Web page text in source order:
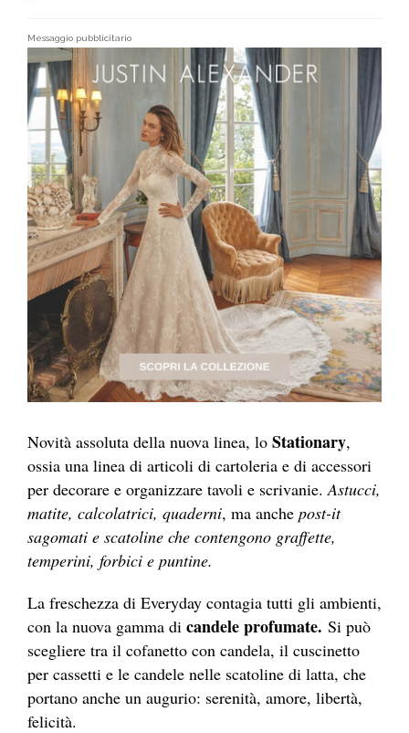
Messaggio pubblicitario
Novità assoluta della nuova linea, lo Stationary,
ossia una linea di articoli di cartoleria e di accessori
per decorare e organizzare tavoli e scrivanie. Astucci,
matite, calcolatrici, quaderni, ma anche post-it
sagomati e scatoline che contengono graffette,
temperini, forbici e puntine.
La freschezza di Everyday contagia tutti gli ambienti,
con la nuova gamma di candele profumate. Si può
scegliere tra il cofanetto con candela, il cuscinetto
per cassetti e le candele nelle scatoline di latta, che
portano anche un augurio: serenità, amore, libertà,
felicità.